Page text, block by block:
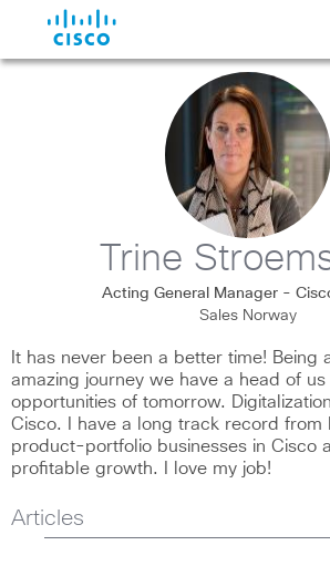
Trine
Acting General Manager -
Sales Norway
It has never been a better time! Being
amazing journey we have a head of
opportunities of tomorrow.
Cisco. I have a long track record from
product-portfolio businesses in Cisco
profitable growth. I love my job!
Articles